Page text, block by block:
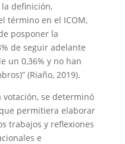
definición,
término en el ICOM,
posponer la
de seguir adelante
un 0,36% y no han
(Riaño, 2019).
se determinó
permitiera elaborar
trabajos y reflexiones
e